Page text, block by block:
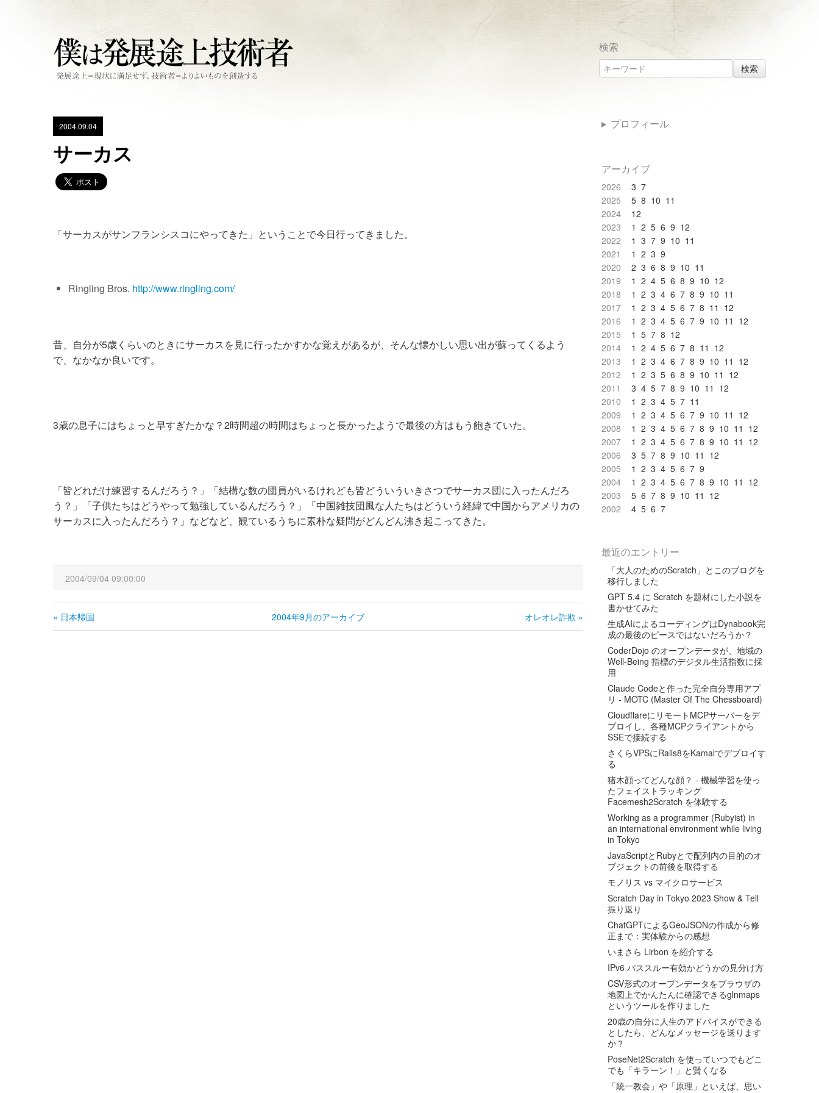
2004.09.04
サーカス
「サーカスがサンフランシスコにやってきた」ということで今日行ってきました。
Ringling Bros. http://www.ringling.com/
昔、自分が5歳くらいのときにサーカスを見に行ったかすかな覚えがあるが、そんな懐かしい思い出が蘇ってくるよう
で、なかなか良いです。
3歳の息子にはちょっと早すぎたかな？2時間超の時間はちょっと長かったようで最後の方はもう飽きていた。
「皆どれだけ練習するんだろう？」「結構な数の団員がいるけれども皆どういういきさつでサーカス団に入ったんだろ
う？」「子供たちはどうやって勉強しているんだろう？」「中国雑技団風な人たちはどういう経緯で中国からアメリカの
サーカスに入ったんだろう？」などなど、観ているうちに素朴な疑問がどんどん沸き起こってきた。
2004/09/04 09:00:00
« 日本帰国 2004年9月のアーカイブ オレオレ詐欺 »
検索
検索
プロフィール
アーカイブ
2026 3 7
2025
5 8 10 11
2024
12
2023
1 2 5 6 9 12
2022
1 3 7 9 10 11
2021
1 2 3 9
2020
2 3 6 8 9 10 11
2019
1 2 4 5 6 8 9 10 12
2018
1 2 3 4 6 7 8 9 10 11
2017
1 2 3 4 5 6 7 8 11 12
2016
1 2 3 4 5 6 7 9 10 11 12
2015
1 5 7 8 12
2014
1 2 4 5 6 7 8 11 12
2013
1 2 3 4 6 7 8 9 10 11 12
2012
1 2 3 5 6 8 9 10 11 12
2011
3 4 5 7 8 9 10 11 12
2010
1 2 3 4 5 7 11
2009
1 2 3 4 5 6 7 9 10 11 12
2008
1 2 3 4 5 6 7 8 9 10 11 12
2007
1 2 3 4 5 6 7 8 9 10 11 12
2006
3 5 7 8 9 10 11 12
2005
1 2 3 4 5 6 7 9
2004
1 2 3 4 5 6 7 8 9 10 11 12
2003
5 6 7 8 9 10 11 12
2002
4 5 6 7
最近のエントリー
「大人のためのScratch」とこのブログを
移行しました
GPT 5.4 に Scratch を題材にした小説を
書かせてみた
生成AIによるコーディングはDynabook完
成の最後のピースではないだろうか？
CoderDojo のオープンデータが、地域の
Well-Being 指標のデジタル生活指数に採
用
Claude Codeと作った完全自分専用アプ
リ - MOTC (Master Of The Chessboard)
CloudflareにリモートMCPサーバーをデ
プロイし、各種MCPクライアントから
SSEで接続する
さくらVPSにRails8をKamalでデプロイす
る
猪木顔ってどんな顔？ - 機械学習を使っ
たフェイストラッキング
Facemesh2Scratch を体験する
Working as a programmer (Rubyist) in
an international environment while living
in Tokyo
JavaScriptとRubyとで配列内の目的のオ
ブジェクトの前後を取得する
モノリス vs マイクロサービス
Scratch Day in Tokyo 2023 Show & Tell
振り返り
ChatGPTによるGeoJSONの作成から修
正まで：実体験からの感想
いまさら Lirbon を紹介する
IPv6 パススルー有効かどうかの見分け方
CSV形式のオープンデータをブラウザの
地図上でかんたんに確認できるglnmaps
というツールを作りました
20歳の自分に人生のアドバイスができる
としたら、どんなメッセージを送ります
か？
PoseNet2Scratch を使っていつでもどこ
でも「キラーン！」と賢くなる
「統一教会」や「原理」といえば、思い